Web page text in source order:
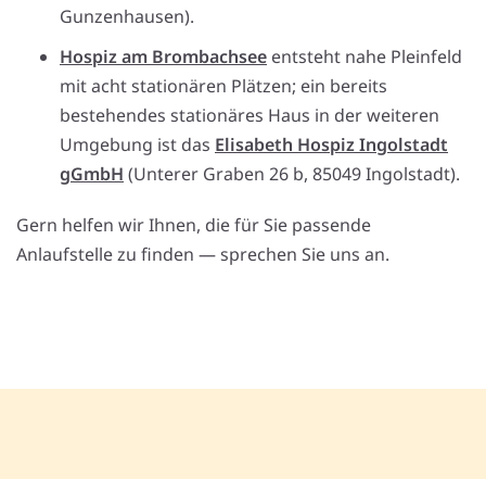
Gunzenhausen).
Hospiz am Brombachsee entsteht nahe Pleinfeld
mit acht stationären Plätzen; ein bereits
bestehendes stationäres Haus in der weiteren
Umgebung ist das Elisabeth Hospiz Ingolstadt
gGmbH (Unterer Graben 26 b, 85049 Ingolstadt).
Gern helfen wir Ihnen, die für Sie passende
Anlaufstelle zu finden — sprechen Sie uns an.